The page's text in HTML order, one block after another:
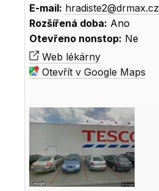
E-mail: hradiste2@drmax.cz
Rozšířená doba: Ano
Otevřeno nonstop: Ne
Web lékárny
Otevřít v Google Maps